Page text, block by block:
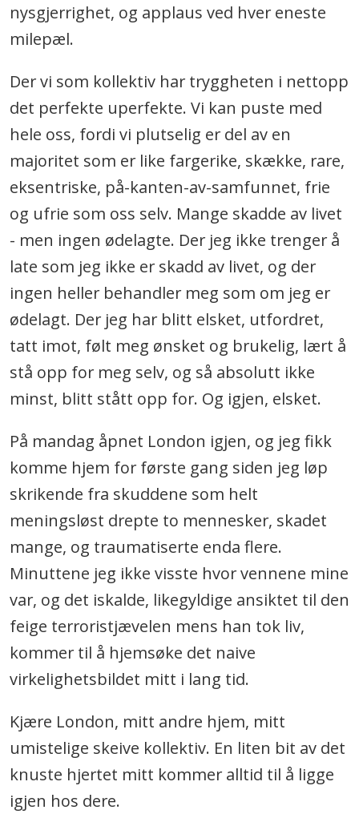
nysgjerrighet, og applaus ved hver eneste
milepæl.
Der vi som kollektiv har tryggheten i nettopp
det perfekte uperfekte. Vi kan puste med
hele oss, fordi vi plutselig er del av en
majoritet som er like fargerike, skække, rare,
eksentriske, på-kanten-av-samfunnet, frie
og ufrie som oss selv. Mange skadde av livet
- men ingen ødelagte. Der jeg ikke trenger å
late som jeg ikke er skadd av livet, og der
ingen heller behandler meg som om jeg er
ødelagt. Der jeg har blitt elsket, utfordret,
tatt imot, følt meg ønsket og brukelig, lært å
stå opp for meg selv, og så absolutt ikke
minst, blitt stått opp for. Og igjen, elsket.
På mandag åpnet London igjen, og jeg fikk
komme hjem for første gang siden jeg løp
skrikende fra skuddene som helt
meningsløst drepte to mennesker, skadet
mange, og traumatiserte enda flere.
Minuttene jeg ikke visste hvor vennene mine
var, og det iskalde, likegyldige ansiktet til den
feige terroristjævelen mens han tok liv,
kommer til å hjemsøke det naive
virkelighetsbildet mitt i lang tid.
Kjære London, mitt andre hjem, mitt
umistelige skeive kollektiv. En liten bit av det
knuste hjertet mitt kommer alltid til å ligge
igjen hos dere.